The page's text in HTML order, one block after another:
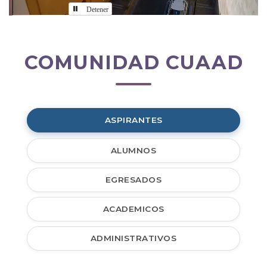
Detener
Comunidad
COMUNIDAD CUAAD
ASPIRANTES
ALUMNOS
EGRESADOS
ACADEMICOS
ADMINISTRATIVOS